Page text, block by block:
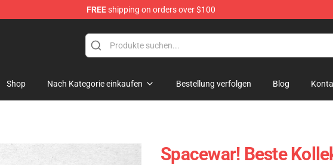
FREEshipping on orders over $100
Shop Nach Kategorie einkaufen Bestellung verfolgen Blog
Spacewar! Beste